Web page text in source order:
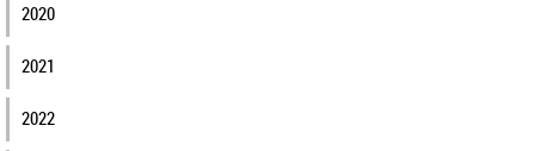
2020
2021
2022